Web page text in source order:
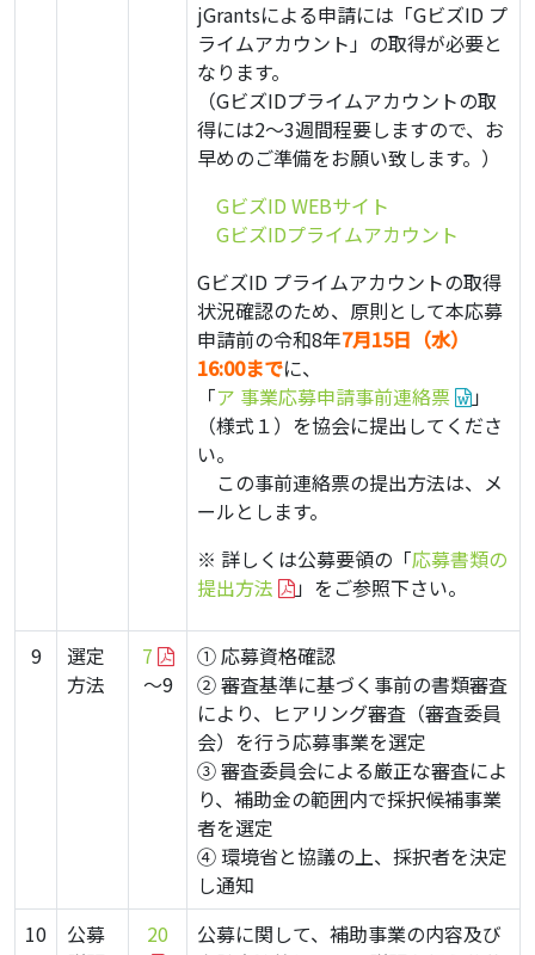
jGrantsによる申請には「GビズID プ
ライムアカウント」の取得が必要と
なります。
（GビズIDプライムアカウントの取
得には2～3週間程要しますので、お
早めのご準備をお願い致します。）
GビズID WEBサイト
GビズIDプライムアカウント
GビズID プライムアカウントの取得
状況確認のため、原則として本応募
申請前の令和8年7月15日（水）
16:00までに、
「ア 事業応募申請事前連絡票
」
（様式１）を協会に提出してくださ
い。
この事前連絡票の提出方法は、メ
ールとします。
※ 詳しくは公募要領の「応募書類の
提出方法
」をご参照下さい。
9
選定
方法
7
～9
① 応募資格確認
② 審査基準に基づく事前の書類審査
により、ヒアリング審査（審査委員
会）を行う応募事業を選定
③ 審査委員会による厳正な審査によ
り、補助金の範囲内で採択候補事業
者を選定
④ 環境省と協議の上、採択者を決定
し通知
10
公募
20
公募に関して、補助事業の内容及び